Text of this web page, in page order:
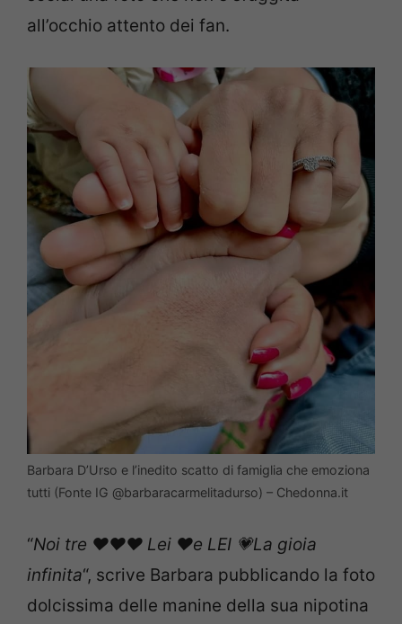
all’occhio attento dei fan.
Barbara D’Urso e l’inedito scatto di famiglia che emoziona
tutti (Fonte IG @barbaracarmelitadurso) – Chedonna.it
“Noi tre ♥️♥️♥️ Lei ♥️e LEI 💗La gioia
infinita“, scrive Barbara pubblicando la foto
dolcissima delle manine della sua nipotina